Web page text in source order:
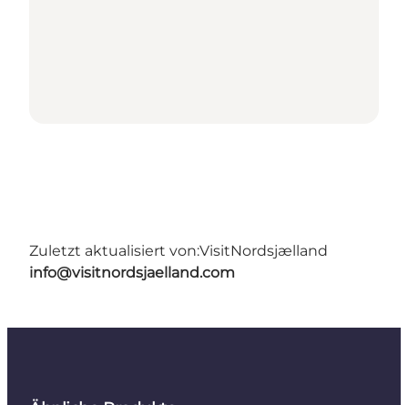
Zuletzt aktualisiert von:VisitNordsjælland
info@visitnordsjaelland.com